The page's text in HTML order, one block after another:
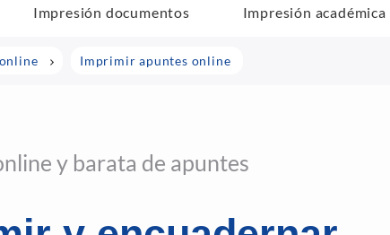
Impresión documentos Impresión académica
Imprimir apuntes online
y barata de apuntes